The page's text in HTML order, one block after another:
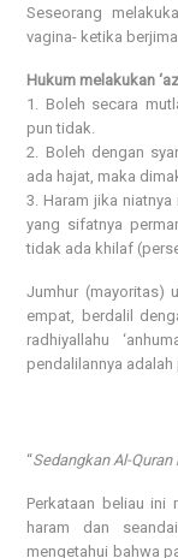
Seseorang
vagina- ketika
Hukum melakukan
1. Boleh secara
pun tidak.
2. Boleh dengan
ada hajat, maka
3. Haram jika
yang sifatnya
tidak ada khilaf
Jumhur (mayoritas)
empat, berdalil
radhiyallahu
pendalilannya adalah
“Sedangkan Al-Quran
Perkataan beliau ini
haram dan
mengetahui bahwa